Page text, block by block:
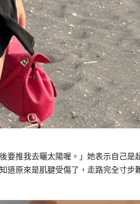
要推我去曬太陽喔。」她表示自己是
道原來是肌腱受傷了，走路完全寸步